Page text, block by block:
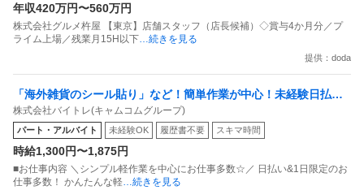
年収420万円〜560万円
株式会社グルメ杵屋 【東京】店舗スタッフ（店長候補）◇賞与4か月分／プ
ライム上場／残業月15H以下 …続きを見る
提供：doda
「海外雑貨のシール貼り」など！簡単作業が中心！未経験日払い
OK！簡単
株式会社バイトレ(キャムコムグループ)
パート・アルバイト 未経験OK 履歴書不要 スキマ時間
時給1,300円〜1,875円
■お仕事内容 ＼シンプル軽作業を中心にお仕事多数☆／ 日払い&1日限定のお
仕事多数！ かんたんな軽 …続きを見る